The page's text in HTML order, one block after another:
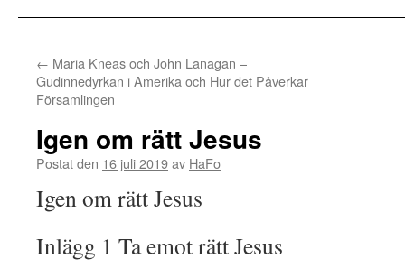
← Maria Kneas och John Lanagan –
Gudinnedyrkan i Amerika och Hur det Påverkar
Församlingen
Igen om rätt Jesus
Postat den 16 juli 2019av HaFo
Igen om rätt Jesus
Inlägg 1 Ta emot rätt Jesus